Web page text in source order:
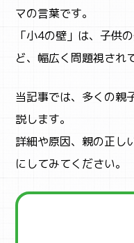
マの言葉です。
「小4の壁」は、子供
ど、幅広く問題視され
当記事では、多くの親
説します。
詳細や原因、親の正し
にしてみてください。